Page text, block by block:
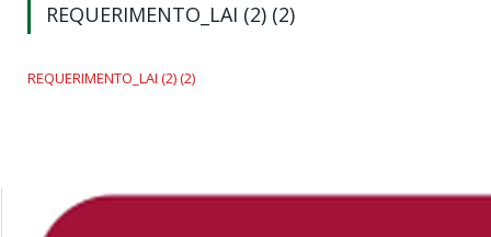
REQUERIMENTO_LAI (2) (2)
REQUERIMENTO_LAI (2) (2)